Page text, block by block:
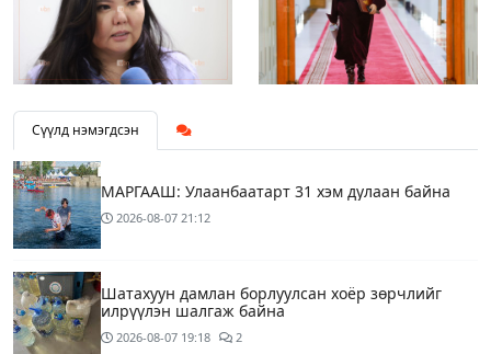
Сүүлд нэмэгдсэн
МАРГААШ: Улаанбаатарт 31 хэм дулаан байна
2026-08-07 21:12
Шатахуун дамлан борлуулсан хоёр зөрчлийг
илрүүлэн шалгаж байна
2026-08-07 19:18 2